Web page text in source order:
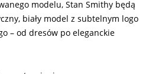
modelu, Stan Smithy będą
biały model z subtelnym logo
– od dresów po eleganckie